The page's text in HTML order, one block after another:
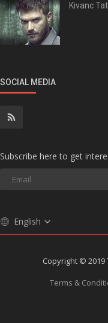
Kivanc
SOCIAL MEDIA
Subscribe here to get
English
Copyright © 2019
Terms &